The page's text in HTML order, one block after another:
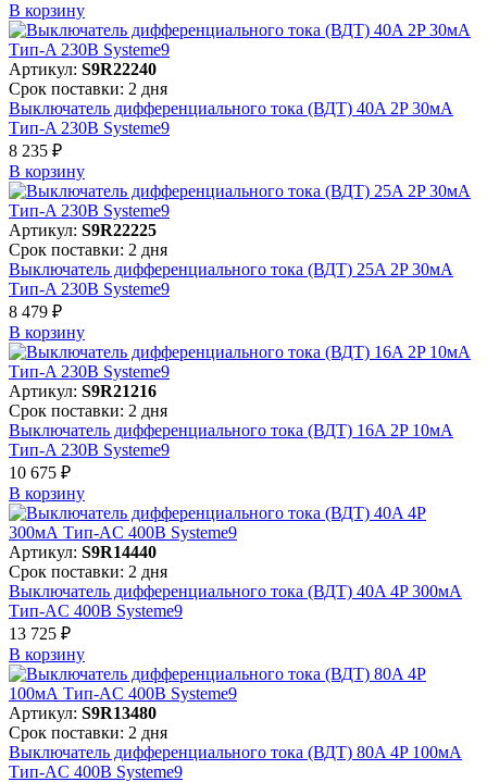
В корзинy
Артикул: S9R22240
Срок поставки: 2 дня
Выключатель дифференциального тока (ВДТ) 40A 2P 30мА
Тип-A 230В Systeme9
8 235 ₽
В корзинy
Артикул: S9R22225
Срок поставки: 2 дня
Выключатель дифференциального тока (ВДТ) 25A 2P 30мА
Тип-A 230В Systeme9
8 479 ₽
В корзинy
Артикул: S9R21216
Срок поставки: 2 дня
Выключатель дифференциального тока (ВДТ) 16A 2P 10мА
Тип-A 230В Systeme9
10 675 ₽
В корзинy
Артикул: S9R14440
Срок поставки: 2 дня
Выключатель дифференциального тока (ВДТ) 40A 4P 300мА
Тип-AC 400В Systeme9
13 725 ₽
В корзинy
Артикул: S9R13480
Срок поставки: 2 дня
Выключатель дифференциального тока (ВДТ) 80A 4P 100мА
Тип-AC 400В Systeme9